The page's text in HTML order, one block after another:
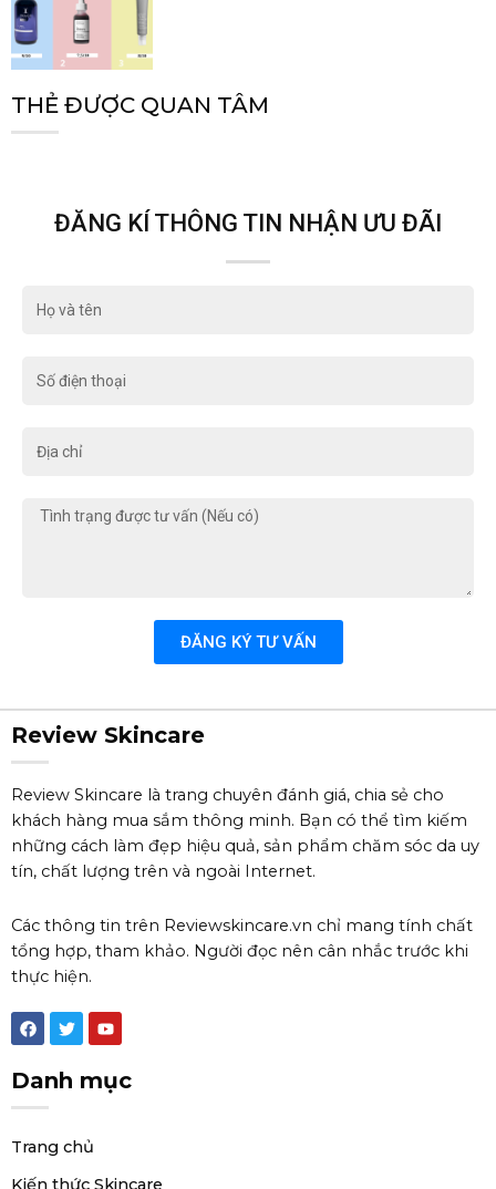
THẺ ĐƯỢC QUAN TÂM
ĐĂNG KÍ THÔNG TIN NHẬN ƯU ĐÃI
và
điện
chỉ
Tình
ĐĂNG KÝ TƯ VẤN
Review Skincare
Review Skincare là trang chuyên đánh giá, chia sẻ cho
khách hàng mua sắm thông minh. Bạn có thể tìm kiếm
những cách làm đẹp hiệu quả, sản phẩm chăm sóc da uy
tín, chất lượng trên và ngoài Internet.
Các thông tin trên Reviewskincare.vn chỉ mang tính chất
tổng hợp, tham khảo. Người đọc nên cân nhắc trước khi
thực hiện.
F
a
e
b
o
T
w
t
Y
o
u
Danh mục
Trang chủ
Kiến thức Skincare